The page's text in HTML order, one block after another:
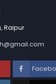
Raipur